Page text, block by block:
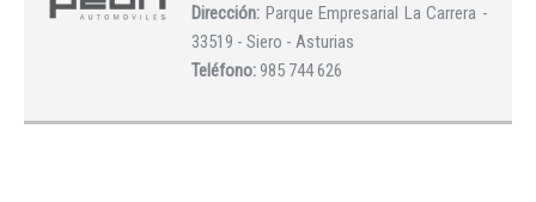
Dirección: Parque Empresarial La Carrera -
33519 - Siero - Asturias
Teléfono:985 744 626